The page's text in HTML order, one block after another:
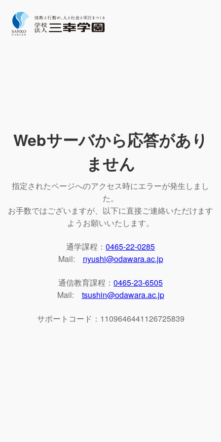
Webサーバから応答があり
ません
指定されたページへのアクセス時にエラーが発生しまし
た。
お手数ではございますが、以下に直接ご連絡いただけます
ようお願いいたします。
通学課程： 0465-22-0285
Mail: nyushi@odawara.ac.jp
通信教育課程： 0465-23-6505
Mail: tsushin@odawara.ac.jp
サポートコード：1109646441126725839